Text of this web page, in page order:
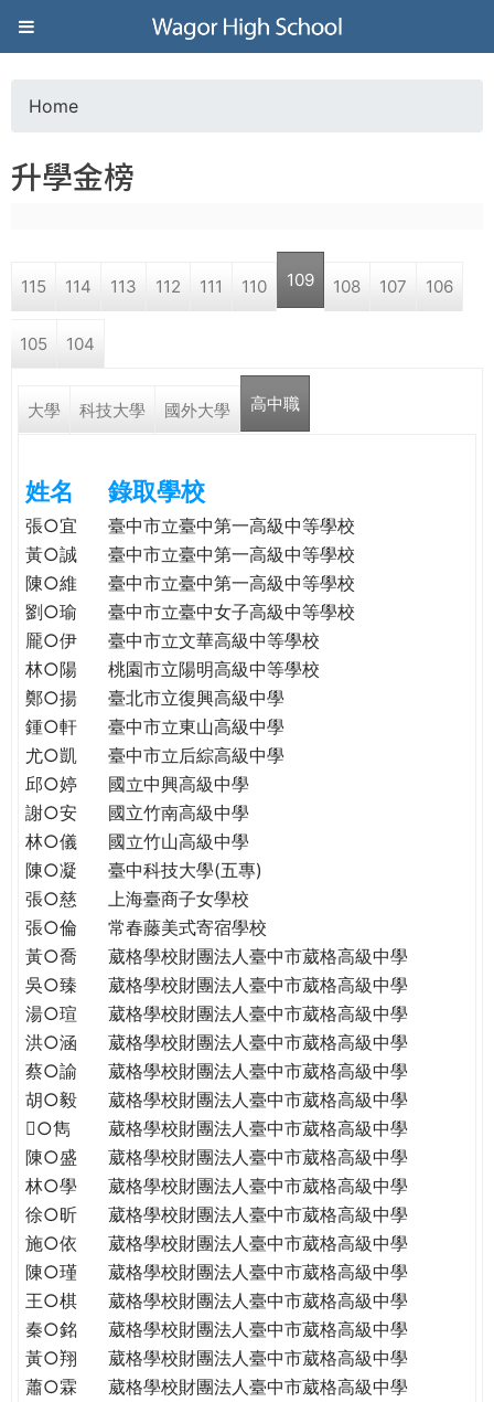
Jump to navigation
葳
格
高
學
格。
民。
WAGOR
TODAY
THE
WORLD
TOMORROW
PUTTING
YOU
THE
PATH
GLOBAL
CITIZENSHIP
o
a
r
e
e
r
e
Home
升學金榜
115 114 113 112 111 110 109 108 107 106
105 104
大學 科技大學 國外大學 高中職
姓名 錄取學校
張○宜
臺中市立臺中第一高級中等學校
黃○誠
臺中市立臺中第一高級中等學校
陳○維
臺中市立臺中第一高級中等學校
劉○瑜
臺中市立臺中女子高級中等學校
龎○伊
臺中市立文華高級中等學校
林○陽
桃園市立陽明高級中等學校
鄭○揚
臺北市立復興高級中學
鍾○軒
臺中市立東山高級中學
尤○凱
臺中市立后綜高級中學
邱○婷
國立中興高級中學
謝○安
國立竹南高級中學
林○儀
國立竹山高級中學
陳○凝
臺中科技大學(五專)
張○慈
上海臺商子女學校
張○倫
常春藤美式寄宿學校
黃○喬
葳格學校財團法人臺中市葳格高級中學
吳○臻
葳格學校財團法人臺中市葳格高級中學
湯○瑄
葳格學校財團法人臺中市葳格高級中學
洪○涵
葳格學校財團法人臺中市葳格高級中學
蔡○諭
葳格學校財團法人臺中市葳格高級中學
胡○毅
葳格學校財團法人臺中市葳格高級中學
○雋
葳格學校財團法人臺中市葳格高級中學
陳○盛
葳格學校財團法人臺中市葳格高級中學
林○學
葳格學校財團法人臺中市葳格高級中學
徐○昕
葳格學校財團法人臺中市葳格高級中學
施○依
葳格學校財團法人臺中市葳格高級中學
陳○瑾
葳格學校財團法人臺中市葳格高級中學
王○棋
葳格學校財團法人臺中市葳格高級中學
秦○銘
葳格學校財團法人臺中市葳格高級中學
黃○翔
葳格學校財團法人臺中市葳格高級中學
蕭○霖
葳格學校財團法人臺中市葳格高級中學